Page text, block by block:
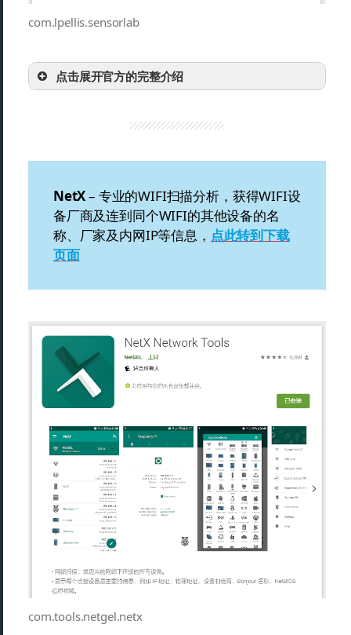
com.lpellis.sensorlab
点击展开官方的完整介绍
NetX– 专业的WIFI扫描分析，获得WIFI设
备厂商及连到同个WIFI的其他设备的名
称、厂家及内网IP等信息， 点此转到下载
页面
com.tools.netgel.netx